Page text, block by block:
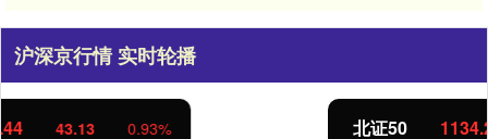
沪深京行情 实时轮播
北证50 1.01%